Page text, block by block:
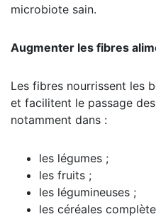
microbiote sain.
Augmenter les fibres
Les fibres nourrissent les
et facilitent le passage
notamment dans :
les légumes ;
les fruits ;
les légumineuses ;
les céréales